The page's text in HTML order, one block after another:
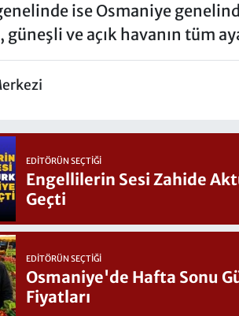
ise Osmaniye
güneşli ve açık havanın tüm
EDITÖRÜN SEÇTIĞI
Engellilerin Sesi Zahide
Geçti
EDITÖRÜN SEÇTIĞI
Osmaniye'de Hafta Sonu Güncel Sebze ve Meyve
Fiyatları